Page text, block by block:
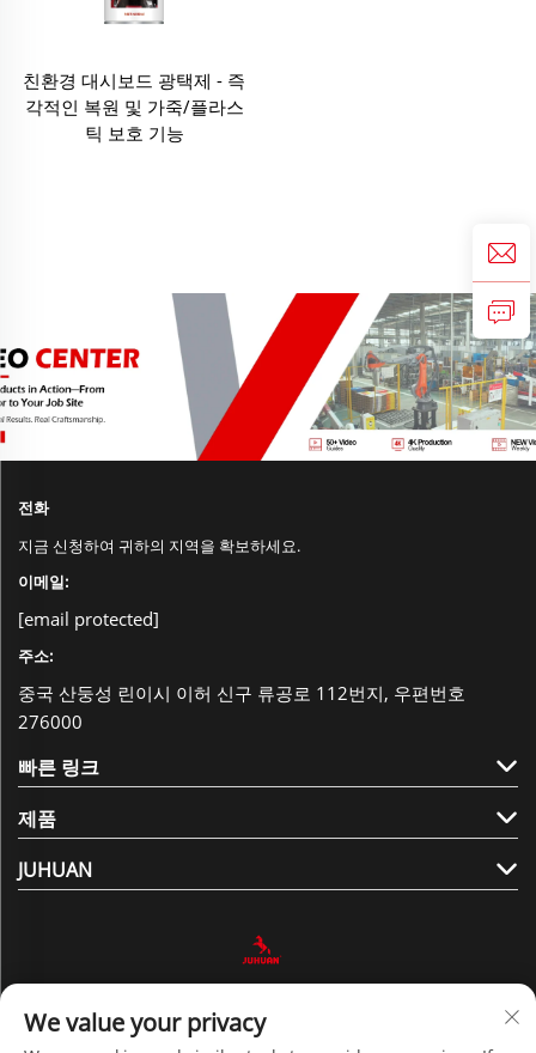
친환경 대시보드 광택제 - 즉
각적인 복원 및 가죽/플라스
틱 보호 기능
전화
지금 신청하여 귀하의 지역을 확보하세요.
이메일:
[email protected]
주소:
중국 산둥성 린이시 이허 신구 류공로 112번지, 우편번호
276000
빠른 링크
제품
JUHUAN
We value your privacy